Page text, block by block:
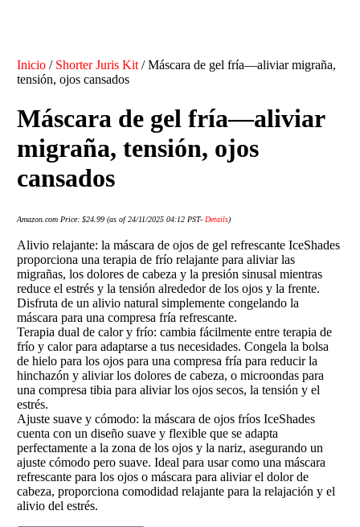
Inicio / Shorter Juris Kit / Máscara de gel fría—aliviar migraña,
tensión, ojos cansados
Máscara de gel fría—aliviar
migraña, tensión, ojos
cansados
Amazon.com Price:$24.99 (as of 24/11/2025 04:12 PST- Details)
Alivio relajante: la máscara de ojos de gel refrescante IceShades
proporciona una terapia de frío relajante para aliviar las
migrañas, los dolores de cabeza y la presión sinusal mientras
reduce el estrés y la tensión alrededor de los ojos y la frente.
Disfruta de un alivio natural simplemente congelando la
máscara para una compresa fría refrescante.
Terapia dual de calor y frío: cambia fácilmente entre terapia de
frío y calor para adaptarse a tus necesidades. Congela la bolsa
de hielo para los ojos para una compresa fría para reducir la
hinchazón y aliviar los dolores de cabeza, o microondas para
una compresa tibia para aliviar los ojos secos, la tensión y el
estrés.
Ajuste suave y cómodo: la máscara de ojos fríos IceShades
cuenta con un diseño suave y flexible que se adapta
perfectamente a la zona de los ojos y la nariz, asegurando un
ajuste cómodo pero suave. Ideal para usar como una máscara
refrescante para los ojos o máscara para aliviar el dolor de
cabeza, proporciona comodidad relajante para la relajación y el
alivio del estrés.